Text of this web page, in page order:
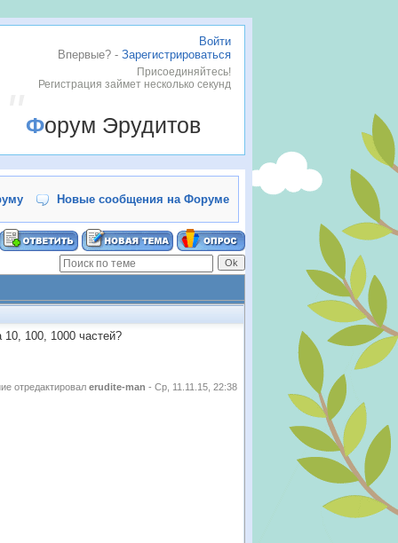
Войти
Впервые? - Зарегистрироваться
Присоединяйтесь!
Регистрация займет несколько секунд
Форум Эрудитов
Новые сообщения на Форуме
100, 1000 частей?
отредактировал erudite-man - Ср, 11.11.15, 22:38